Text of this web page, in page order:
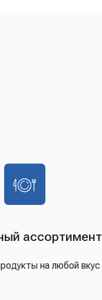
ассортимент
на любой вкус